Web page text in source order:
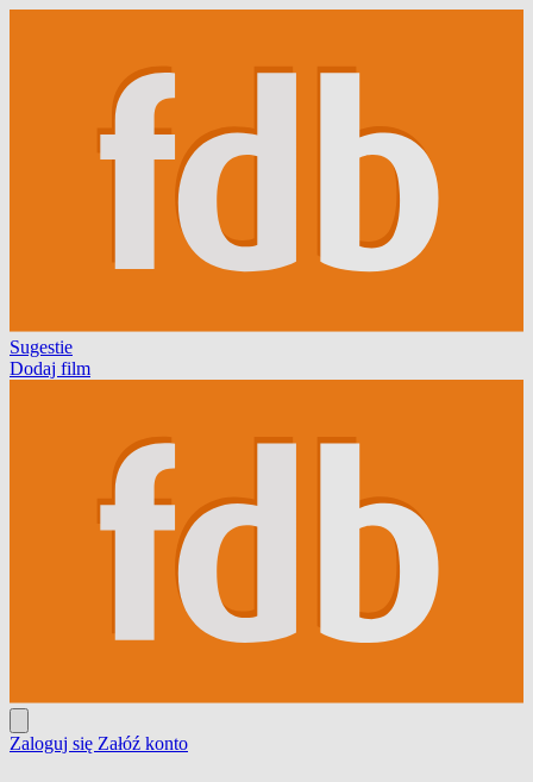
Sugestie
Dodaj film
Zaloguj się Załóź konto